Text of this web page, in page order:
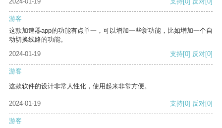
游客
这款加速器app的功能有点单一，可以增加一些新功能，比如增加一个自
动切换线路的功能。
2024-01-19
支持[0] 反对[0]
游客
这款软件的设计非常人性化，使用起来非常方便。
2024-01-19 支持[0] 反对[0]
游客